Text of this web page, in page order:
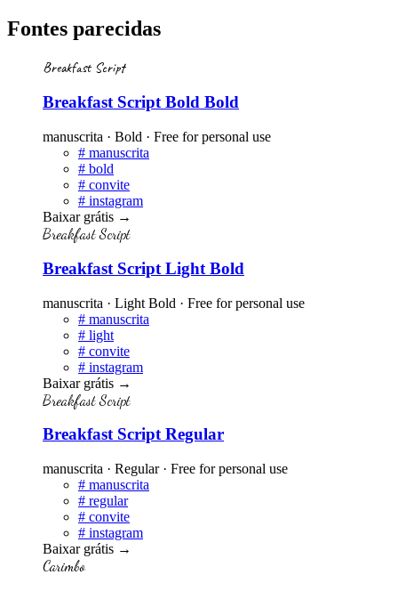
Fontes parecidas
Breakfast Script
Breakfast Script Bold Bold
manuscrita · Bold · Free for personal use
# manuscrita
# bold
# convite
# instagram
Baixar grátis →
Breakfast Script
Breakfast Script Light Bold
manuscrita · Light Bold · Free for personal use
# manuscrita
# light
# convite
# instagram
Baixar grátis →
Breakfast Script
Breakfast Script Regular
manuscrita · Regular · Free for personal use
# manuscrita
# regular
# convite
# instagram
Baixar grátis →
Carimbo